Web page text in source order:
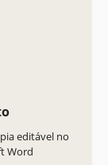
editável no
Word